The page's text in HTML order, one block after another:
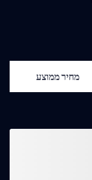
מחיר ממוצע